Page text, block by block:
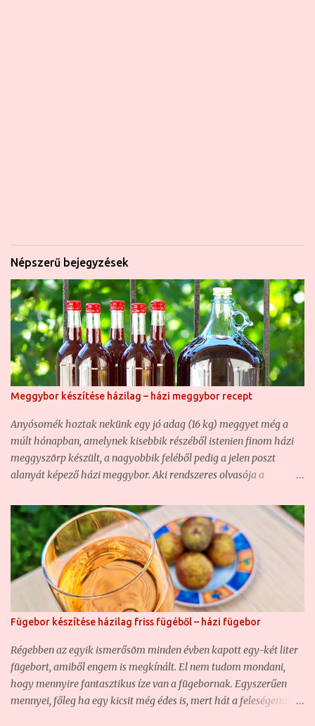
Népszerű bejegyzések
Meggybor készítése házilag – házi meggybor recept
Anyósomék hoztak nekünk egy jó adag (16 kg) meggyet még a
múlt hónapban, amelynek kisebbik részéből istenien finom házi
meggyszörp készült, a nagyobbik feléből pedig a jelen poszt
alanyát képező házi meggybor. Aki rendszeres olvasója a
hiszen ha nem is túl sűrűn, de azért rendszeresen kísérletezgetünk
ezzel is. Olyannyira, hogy hasonló borunk már volt, csak éppen
vadgyümölcsből készült ( Vadcseresznye-sajmeggy házi bor –
csemegebor ) . Most szintén egy csemegebor volt a cél, mert sem
én, sem a feleségem nem szeretjük a száraz, savanyú borokat,
főképp nem, ha gyümölcsborról van szó. Ezért a mostani házi
meggyborunk is egy édes bor lett. Na nem sziruposan,
szájösszeragadósan édes, de mindenképpen közelebb áll az
édeshez, mint a félédeshez. Ugyanakkor annyira finom lett, hogy
hiába több, mint tíz liter lett, nem fog sokáig tartani... Hozzávalók
a házi meggyborhoz: - 10 kg meggy - 3+2 liter víz - 2+1 kg
kristályc...
Fügebor készítése házilag friss fügéből – házi fügebor
Régebben az egyik ismerősöm minden évben kapott egy-két liter
fügebort, amiből engem is megkínált. El nem tudom mondani,
hogy mennyire fantasztikus íze van a fügebornak. Egyszerűen
mennyei, főleg ha egy kicsit még édes is, mert hát a feleségemmel